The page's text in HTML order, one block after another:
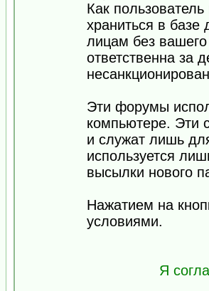
Как
храниться в базе
лицам без
ответственна за
Эти форумы
компьютере. Эти
и служат лишь
используется
высылки нового
Нажатием на
условиями.
Я